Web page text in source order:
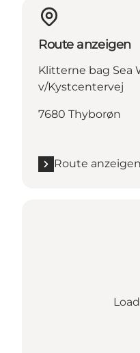
Route anzeigen
Klitterne bag Sea
v/Kystcentervej
7680 Thyborøn
Route anzeigen